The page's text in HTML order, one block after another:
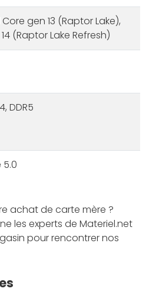
gen 13 (Raptor Lake),
(Raptor Lake Refresh)
DDR5
5.0
achat de carte mère ?
les experts de Materiel.net
pour rencontrer nos